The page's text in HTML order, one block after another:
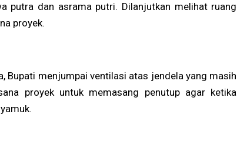
putra dan asrama putri. Dilanjutkan melihat ruang
proyek.
Bupati menjumpai ventilasi atas jendela yang masih
proyek untuk memasang penutup agar ketika